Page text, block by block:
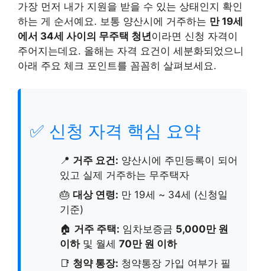
가장 먼저 내가 지원을 받을 수 있는 상태인지 확인
하는 게 순서예요. 보통 양산시에 거주하는 만 19세
에서 34세 사이의 무주택 청년이라면 신청 자격이
주어지는데요. 올해는 자격 요건이 세분화되었으니
아래 주요 체크 포인트를 꼼꼼히 살펴보세요.
✅ 신청 자격 핵심 요약
📍 거주 요건: 양산시에 주민등록이 되어
있고 실제 거주하는 무주택자
🎂 대상 연령: 만 19세 ~ 34세 (신청일
기준)
🏠 거주 주택: 임차보증금 5,000만 원
이하및 월세 70만 원 이하
📑 청약 통장: 청약통장 가입 여부가 필